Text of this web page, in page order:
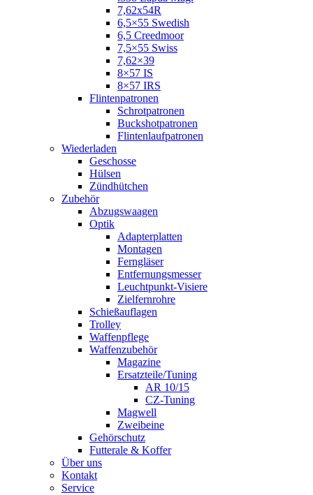
7,62x54R
6,5×55 Swedish
6,5 Creedmoor
7,5×55 Swiss
7,62×39
8×57 IS
8×57 IRS
Flintenpatronen
Schrotpatronen
Buckshotpatronen
Flintenlaufpatronen
Wiederladen
Geschosse
Hülsen
Zündhütchen
Zubehör
Abzugswaagen
Optik
Adapterplatten
Montagen
Ferngläser
Entfernungsmesser
Leuchtpunkt-Visiere
Zielfernrohre
Schießauflagen
Trolley
Waffenpflege
Waffenzubehör
Magazine
Ersatzteile/Tuning
AR 10/15
CZ-Tuning
Magwell
Zweibeine
Gehörschutz
Futterale & Koffer
Über uns
Kontakt
Service